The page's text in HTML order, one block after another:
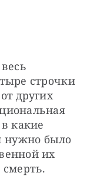
строчки
других
какие
нужно было
их
смерть.